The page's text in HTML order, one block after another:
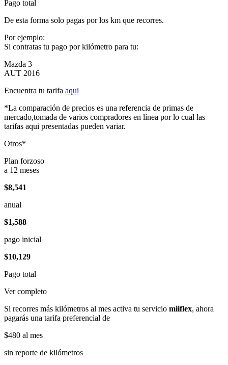
Pago total
De esta forma solo pagas por los km que recorres.
Por ejemplo:
Si contratas tu pago por kilómetro para tu:
Mazda 3
AUT 2016
Encuentra tu tarifa aqui
*La comparación de precios es una referencia de primas de
mercado,tomada de varios compradores en línea por lo cual las
tarifas aqui presentadas pueden variar.
Otros*
Plan forzoso
a 12 meses
$8,541
anual
$1,588
pago inicial
$10,129
Pago total
Ver completo
Si recorres más kilómetros al mes activa tu servicio miiflex, ahora
pagarás una tarifa preferencial de
$480 al mes
sin reporte de kilómetros